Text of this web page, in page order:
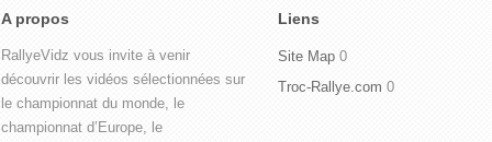
A propos
RallyeVidz vous invite à venir
découvrir les vidéos sélectionnées sur
le championnat du monde, le
championnat d’Europe, le
Liens
Site Map 0
Troc-Rallye.com 0